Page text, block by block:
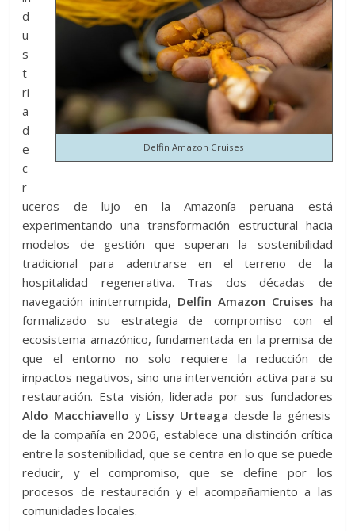
Delfin Amazon Cruises
d
u
s
t
ri
a
d
e
c
r
uceros de lujo en la Amazonía peruana está
experimentando una transformación estructural hacia
modelos de gestión que superan la sostenibilidad
tradicional para adentrarse en el terreno de la
hospitalidad regenerativa. Tras dos décadas de
navegación ininterrumpida, Delfin Amazon Cruises ha
formalizado su estrategia de compromiso con el
ecosistema amazónico, fundamentada en la premisa de
que el entorno no solo requiere la reducción de
impactos negativos, sino una intervención activa para su
restauración. Esta visión, liderada por sus fundadores
Aldo Macchiavello yLissy Urteaga desde la génesis
de la compañía en 2006, establece una distinción crítica
entre la sostenibilidad, que se centra en lo que se puede
reducir, y el compromiso, que se define por los
procesos de restauración y el acompañamiento a las
comunidades locales.